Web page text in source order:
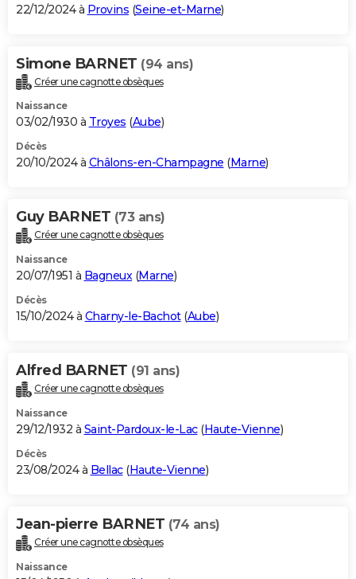
22/12/2024 à Provins (Seine-et-Marne)
Simone BARNET (94 ans)
Créer une cagnotte obsèques
Naissance
03/02/1930 à Troyes (Aube)
Décès
20/10/2024 à Châlons-en-Champagne (Marne)
Guy BARNET (73 ans)
Créer une cagnotte obsèques
Naissance
20/07/1951 à Bagneux(Marne)
Décès
15/10/2024 à Charny-le-Bachot(Aube)
Alfred BARNET (91 ans)
Créer une cagnotte obsèques
Naissance
29/12/1932 à Saint-Pardoux-le-Lac(Haute-Vienne)
Décès
23/08/2024 à Bellac(Haute-Vienne)
Jean-pierre BARNET (74 ans)
Créer une cagnotte obsèques
Naissance